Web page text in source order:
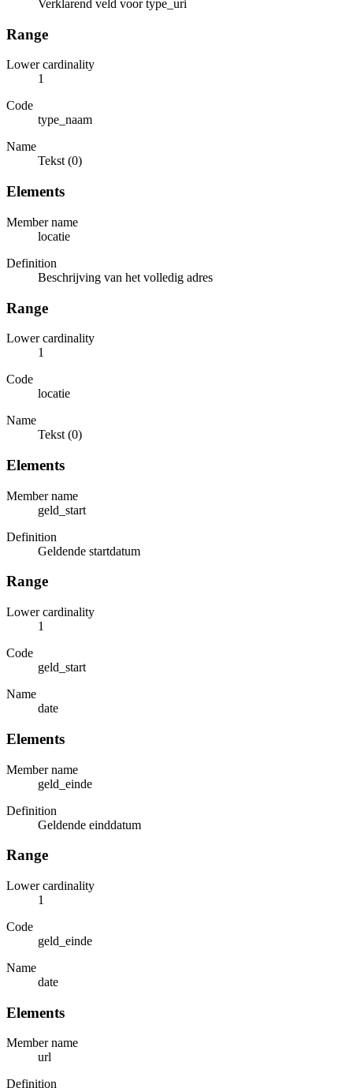
Verklarend veld voor type_uri
Range
Lower cardinality
1
Code
type_naam
Name
Tekst (0)
Elements
Member name
locatie
Definition
Beschrijving van het volledig adres
Range
Lower cardinality
1
Code
locatie
Name
Tekst (0)
Elements
Member name
geld_start
Definition
Geldende startdatum
Range
Lower cardinality
1
Code
geld_start
Name
date
Elements
Member name
geld_einde
Definition
Geldende einddatum
Range
Lower cardinality
1
Code
geld_einde
Name
date
Elements
Member name
url
Definition